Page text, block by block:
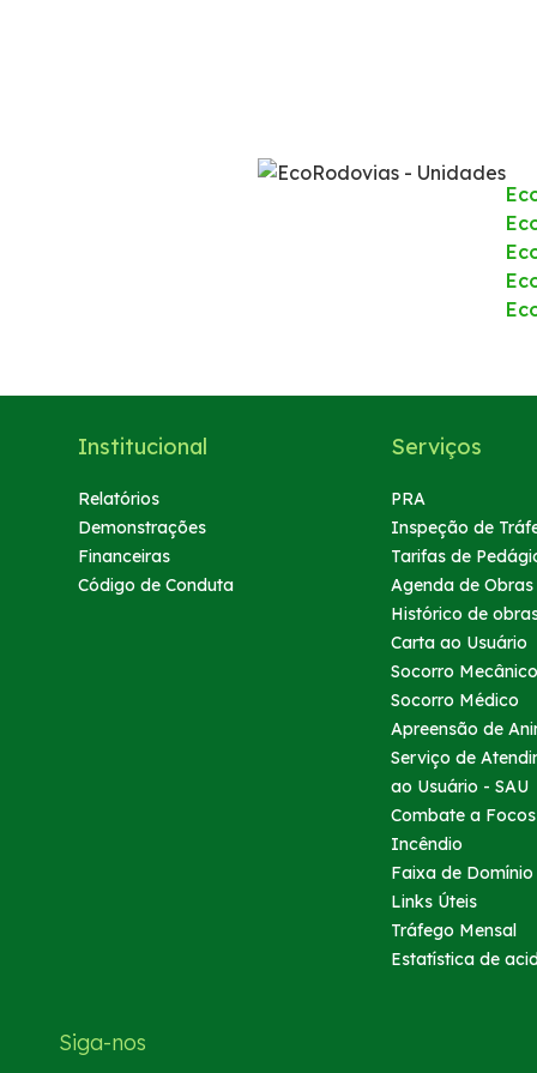
Institucional
Relatórios
Demonstrações
Financeiras
Código de Conduta
Serviços
PRA
Inspeção de
Tarifas de
Agenda de Obras
Histórico de
Carta ao Usuário
Socorro Mecânico
Socorro Médico
Apreensão de
Serviço de
ao Usuário - SAU
Combate a
Incêndio
Faixa de Domínio
Links Úteis
Tráfego Mensal
Estatística de
Siga-nos